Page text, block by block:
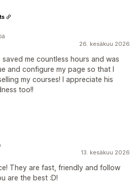
26. kesäkuu 2026
saved me countless hours and was
and configure my page so that I
my courses! I appreciate his
too!!
13. kesäkuu 2026
They are fast, friendly and follow
are the best :D!